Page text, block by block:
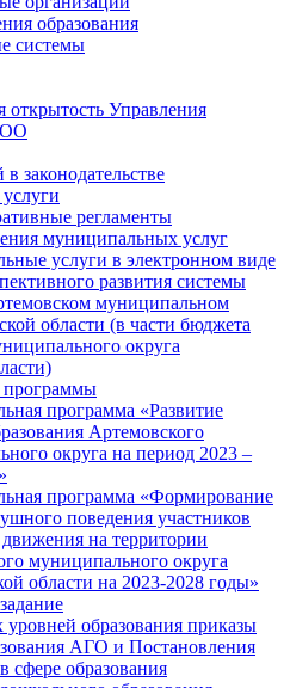
образования
системы
Управления
законодательстве
регламенты
муниципальных услуг
услуги в электронном виде
развития системы
муниципальном
области (в части бюджета
округа
программа «Развитие
Артемовского
округа на период 2023 –
программа «Формирование
поведения участников
на территории
муниципального округа
области на 2023-2028 годы»
образования приказы
АГО и Постановления
образования